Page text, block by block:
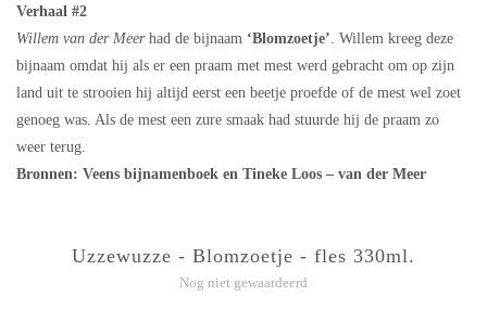
Verhaal #2
Willem van der Meer had de bijnaam ‘Blomzoetje’. Willem kreeg deze
bijnaam omdat hij als er een praam met mest werd gebracht om op zijn
land uit te strooien hij altijd eerst een beetje proefde of de mest wel zoet
genoeg was. Als de mest een zure smaak had stuurde hij de praam zo
weer terug.
Bronnen: Veens bijnamenboek en Tineke Loos – van der Meer
Uzzewuzze - Blomzoetje - fles 330ml.
Nog niet gewaardeerd